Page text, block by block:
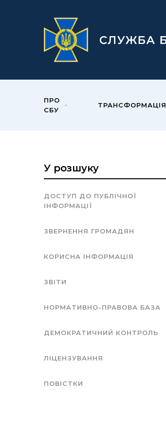
ПРО
СБУ
ТРАНСФОРМАЦІЯ
У розшуку
ДОСТУП ДО ПУБЛІЧНОЇ
ІНФОРМАЦІЇ
ЗВЕРНЕННЯ ГРОМАДЯН
КОРИСНА ІНФОРМАЦІЯ
ЗВІТИ
НОРМАТИВНО-ПРАВОВА БАЗА
ДЕМОКРАТИЧНИЙ КОНТРОЛЬ
ЛІЦЕНЗУВАННЯ
ПОВІСТКИ